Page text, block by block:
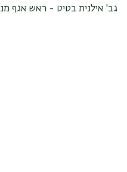
גב' אילנית בטיט - ראש אגף